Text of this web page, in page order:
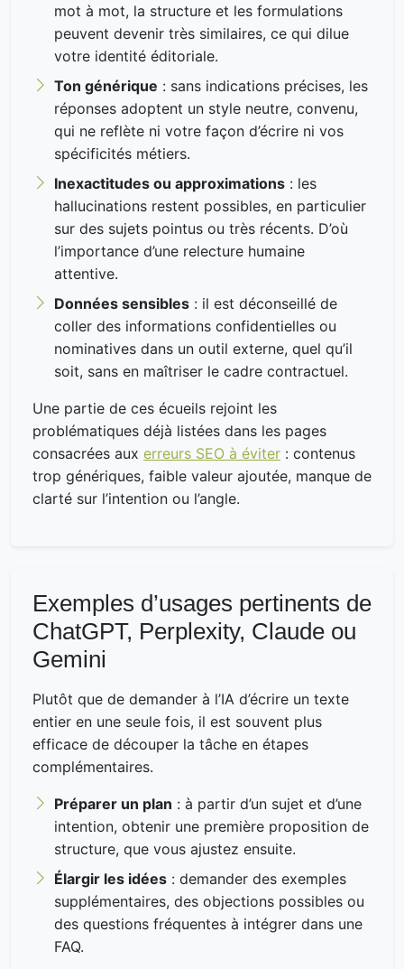
mot à mot, la structure et les formulations
peuvent devenir très similaires, ce qui dilue
votre identité éditoriale.
Ton générique : sans indications précises, les
réponses adoptent un style neutre, convenu,
qui ne reflète ni votre façon d’écrire ni vos
spécificités métiers.
Inexactitudes ou approximations : les
hallucinations restent possibles, en particulier
sur des sujets pointus ou très récents. D’où
l’importance d’une relecture humaine
attentive.
Données sensibles : il est déconseillé de
coller des informations confidentielles ou
nominatives dans un outil externe, quel qu’il
soit, sans en maîtriser le cadre contractuel.
Une partie de ces écueils rejoint les
problématiques déjà listées dans les pages
consacrées aux erreurs SEO à éviter : contenus
trop génériques, faible valeur ajoutée, manque de
clarté sur l’intention ou l’angle.
Exemples d’usages pertinents de
ChatGPT, Perplexity, Claude ou
Gemini
Plutôt que de demander à l’IA d’écrire un texte
entier en une seule fois, il est souvent plus
efficace de découper la tâche en étapes
complémentaires.
Préparer un plan : à partir d’un sujet et d’une
intention, obtenir une première proposition de
structure, que vous ajustez ensuite.
Élargir les idées : demander des exemples
supplémentaires, des objections possibles ou
des questions fréquentes à intégrer dans une
FAQ.